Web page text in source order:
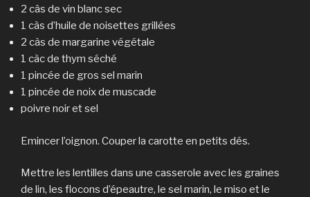
2 càs de vin blanc sec
1 càs d’huile de noisettes grillées
2 càs de margarine végétale
1 càc de thym séché
1 pincée de gros sel marin
1 pincée de noix de muscade
poivre noir et sel
Emincer l’oignon. Couper la carotte en petits dés.
Mettre les lentilles dans une casserole avec les graines
de lin, les flocons d’épeautre, le sel marin, le miso et le